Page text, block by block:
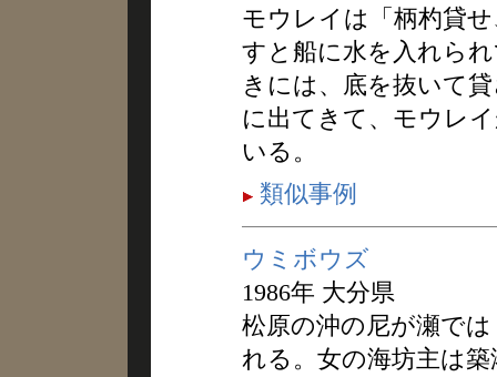
モウレイは「柄杓貸
すと船に水を入れら
きには、底を抜いて
に出てきて、モウレ
いる。
類似事例
ウミボウズ
1986年 大分県
松原の沖の尼が瀬で
れる。女の海坊主は